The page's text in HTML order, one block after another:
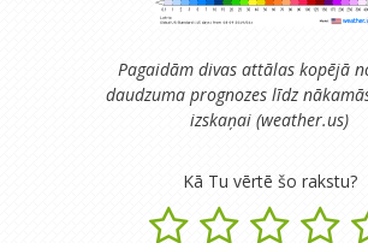
Pagaidām divas attālas kopējā
daudzuma prognozes līdz
izskaņai (weather.us)
Kā Tu vērtē šo rakstu?